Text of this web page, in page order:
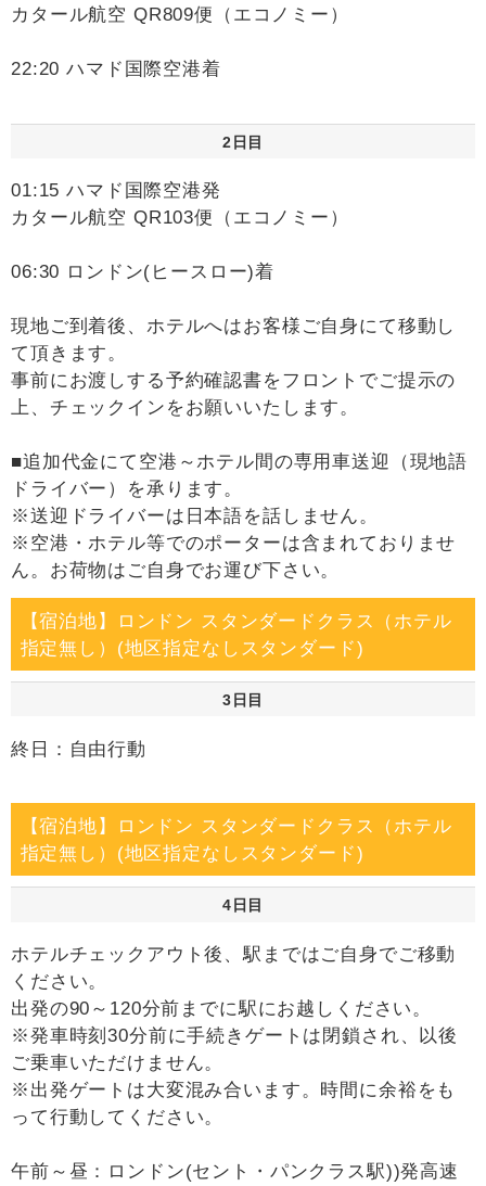
カタール航空 QR809便（エコノミー）
22:20 ハマド国際空港着
2日目
01:15 ハマド国際空港発
カタール航空 QR103便（エコノミー）
06:30 ロンドン(ヒースロー)着
現地ご到着後、ホテルへはお客様ご自身にて移動し
て頂きます。
事前にお渡しする予約確認書をフロントでご提示の
上、チェックインをお願いいたします。
■追加代金にて空港～ホテル間の専用車送迎（現地語
ドライバー）を承ります。
※送迎ドライバーは日本語を話しません。
※空港・ホテル等でのポーターは含まれておりませ
ん。お荷物はご自身でお運び下さい。
【宿泊地】ロンドン スタンダードクラス（ホテル
指定無し）(地区指定なしスタンダード)
3日目
終日：自由行動
【宿泊地】ロンドン スタンダードクラス（ホテル
指定無し）(地区指定なしスタンダード)
4日目
ホテルチェックアウト後、駅まではご自身でご移動
ください。
出発の90～120分前までに駅にお越しください。
※発車時刻30分前に手続きゲートは閉鎖され、以後
ご乗車いただけません。
※出発ゲートは大変混み合います。時間に余裕をも
って行動してください。
午前～昼：ロンドン(セント・パンクラス駅))発高速